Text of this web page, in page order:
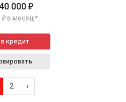
000 ₽
₽ в месяц*
Купить в кредит
2 ›